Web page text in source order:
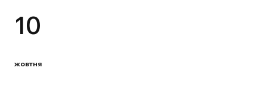
10
жовтня